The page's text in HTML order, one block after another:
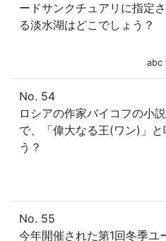
ードサンクチュアリに指定
る淡水湖はどこでしょう？
abc
No. 54
ロシアの作家バイコフの小
で、「偉大なる王(ワン)」
う？
No. 55
今年開催された第1回冬季ユ